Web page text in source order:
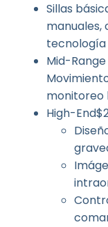
Sillas
manuales,
tecnología
Mid-
monitoreo
High-